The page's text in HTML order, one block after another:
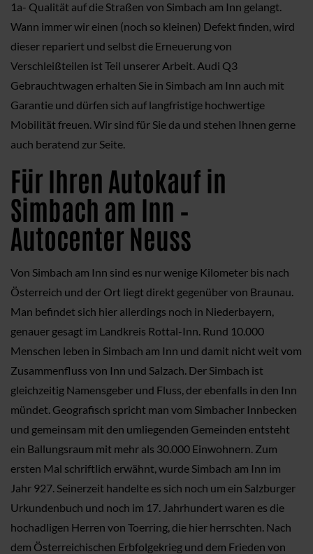
1a- Qualität auf die Straßen von Simbach am Inn gelangt.
Wann immer wir einen (noch so kleinen) Defekt finden, wird
dieser repariert und selbst die Erneuerung von
Verschleißteilen ist Teil unserer Arbeit. Audi Q3
Gebrauchtwagen erhalten Sie in Simbach am Inn auch mit
Garantie und dürfen sich auf langfristige hochwertige
Mobilität freuen. Wir sind für Sie da und stehen Ihnen gerne
auch beratend zur Seite.
Für Ihren Autokauf in
Simbach am Inn –
Autocenter Neuss
Von Simbach am Inn sind es nur wenige Kilometer bis nach
Österreich und der Ort liegt direkt gegenüber von Braunau.
Man befindet sich hier allerdings noch in Niederbayern,
genauer gesagt im Landkreis Rottal-Inn. Rund 10.000
Menschen leben in Simbach am Inn und damit nicht weit vom
Zusammenfluss von Inn und Salzach. Der Simbach ist
gleichzeitig Namensgeber und Fluss, der ebenfalls in den Inn
mündet. Geografisch spricht man vom Simbacher Innbecken
und gemeinsam mit den umliegenden Gemeinden entsteht
ein Ballungsraum mit mehr als 30.000 Einwohnern. Zum
ersten Mal schriftlich erwähnt, wurde Simbach am Inn im
Jahr 927. Seinerzeit handelte es sich noch um ein Salzburger
Urkundenbuch und noch im 17. Jahrhundert waren es die
hochadligen Herren von Toerring, die hier herrschten. Nach
dem Österreichischen Erbfolgekrieg und dem Frieden von